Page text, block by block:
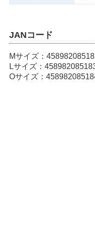
JANコード
Mサイズ：
Lサイズ：
Oサイズ：